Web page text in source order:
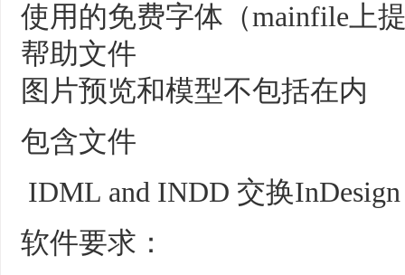
使用的免费字体（mainfile上
帮助文件
图片预览和模型不包括在内
包含文件
IDML and INDD 交换
软件要求：